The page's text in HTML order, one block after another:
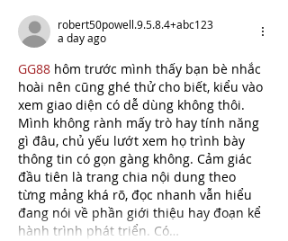
robert50powell.9.5.8.4+abc123
a day ago
GG88 hôm trước mình thấy bạn bè nhắc
hoài nên cũng ghé thử cho biết, kiểu vào
xem giao diện có dễ dùng không thôi.
Mình không rành mấy trò hay tính năng
gì đâu, chủ yếu lướt xem họ trình bày
thông tin có gọn gàng không. Cảm giác
đầu tiên là trang chia nội dung theo
từng mảng khá rõ, đọc nhanh vẫn hiểu
đang nói về phần giới thiệu hay đoạn kể
hành trình phát triển. Có…